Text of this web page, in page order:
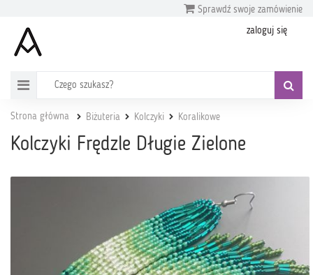
Sprawdź swoje zamówienie
zaloguj się
Strona główna Biżuteria Kolczyki Koralikowe
Kolczyki Frędzle Długie Zielone